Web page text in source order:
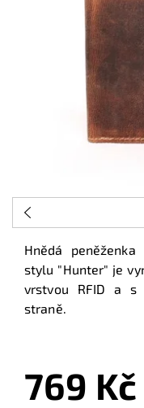
Hnědá
stylu "Hunter" je
vrstvou RFID a s
straně.
769 Kč